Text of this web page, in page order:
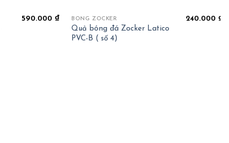
590.000 ₫ BÓNG ZOCKER
Quả bóng đá Zocker Latico
PVC-B ( số 4)
240.000 ₫